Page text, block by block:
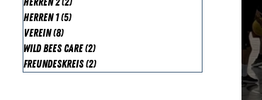
Herren 1(5)5 Beiträge
Verein(8)8 Beiträge
Wild Bees Care(2)2 Beiträge
Freundeskreis(2)2 Beiträge